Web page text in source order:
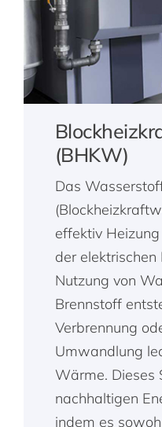
(BHKW)
Das
effektiv
der elektrischen
Nutzung von
Brennstoff
Verbrennung
Umwandlung
Wärme. Dieses
nachhaltigen
indem es